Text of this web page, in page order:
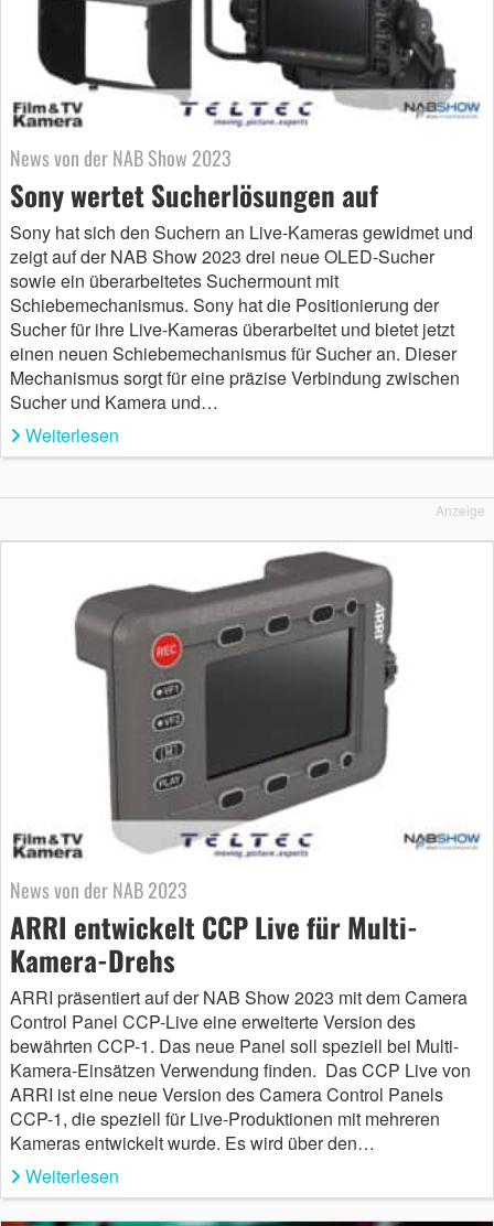
News von der NAB Show 2023
Sony wertet Sucherlösungen auf
Sony hat sich den Suchern an Live-Kameras gewidmet und
zeigt auf der NAB Show 2023 drei neue OLED-Sucher
sowie ein überarbeitetes Suchermount mit
Schiebemechanismus. Sony hat die Positionierung der
Sucher für ihre Live-Kameras überarbeitet und bietet jetzt
einen neuen Schiebemechanismus für Sucher an. Dieser
Mechanismus sorgt für eine präzise Verbindung zwischen
Sucher und Kamera und…
Weiterlesen
Anzeige
News von der NAB 2023
ARRI entwickelt CCP Live für Multi-
Kamera-Drehs
ARRI präsentiert auf der NAB Show 2023 mit dem Camera
Control Panel CCP-Live eine erweiterte Version des
bewährten CCP-1. Das neue Panel soll speziell bei Multi-
Kamera-Einsätzen Verwendung finden. Das CCP Live von
ARRI ist eine neue Version des Camera Control Panels
CCP-1, die speziell für Live-Produktionen mit mehreren
Kameras entwickelt wurde. Es wird über den…
Weiterlesen